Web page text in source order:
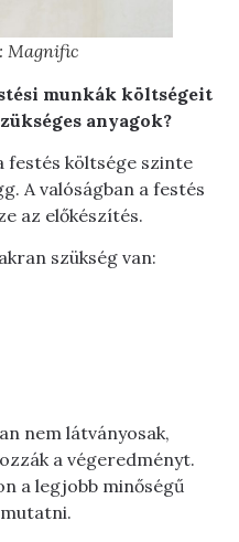
Magnific
munkák költségeit
anyagok?
festés költsége szinte
A valóságban a festés
az előkészítés.
szükség van:
nem látványosak,
a végeredményt.
a legjobb minőségű